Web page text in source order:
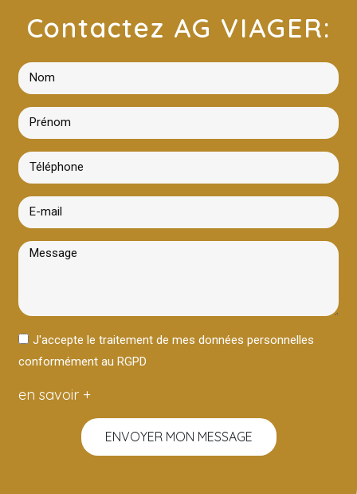
Contactez AG VIAGER:
J'accepte le traitement de mes données personnelles
conformément au RGPD
en savoir +
ENVOYER MON MESSAGE